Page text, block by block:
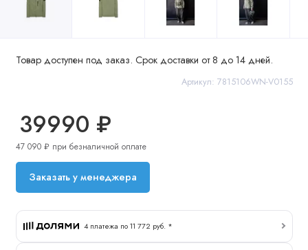
Товар доступен под заказ. Срок доставки от 8 до 14 дней.
Артикул: 7815106WN-V0155
39990 ₽
47 090 ₽ при безналичной оплате
Заказать у менеджера
4 платежа по 11 772 руб. *